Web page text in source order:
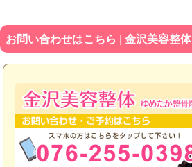
お問い合わせはこちら | 金沢美容整体